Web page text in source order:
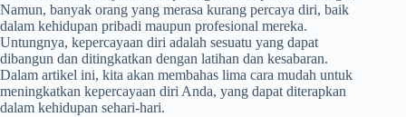
Namun, banyak orang yang merasa kurang percaya diri, baik
dalam kehidupan pribadi maupun profesional mereka.
Untungnya, kepercayaan diri adalah sesuatu yang dapat
dibangun dan ditingkatkan dengan latihan dan kesabaran.
Dalam artikel ini, kita akan membahas lima cara mudah untuk
meningkatkan kepercayaan diri Anda, yang dapat diterapkan
dalam kehidupan sehari-hari.